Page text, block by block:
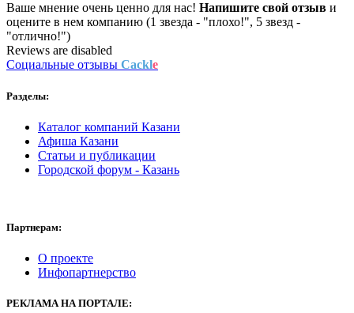
Ваше мнение очень ценно для нас! Напишите свой отзыв и
оцените в нем компанию (1 звезда - "плохо!", 5 звезд -
"отлично!")
Reviews are disabled
Социальные отзывы Cackle
Разделы:
Каталог компаний Казани
Афиша Казани
Статьи и публикации
Городской форум - Казань
Партнерам:
О проекте
Инфопартнерство
РЕКЛАМАНА ПОРТАЛЕ: